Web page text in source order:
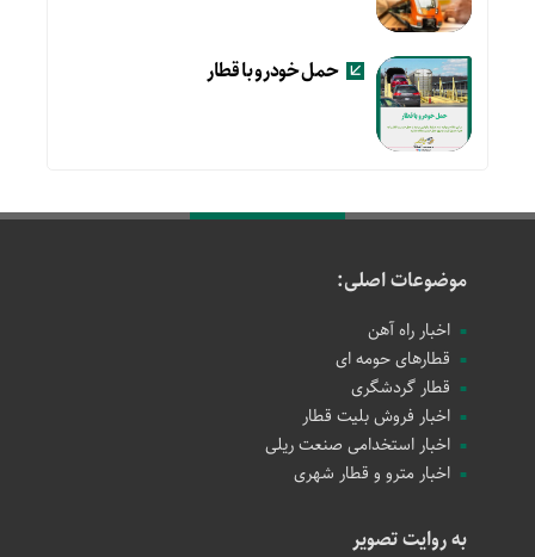
حمل خودرو با قطار
موضوعات اصلی:
اخبار راه آهن
قطارهای حومه ای
قطار گردشگری
اخبار فروش بلیت قطار
اخبار استخدامی صنعت ریلی
اخبار مترو و قطار شهری
به روایت تصویر